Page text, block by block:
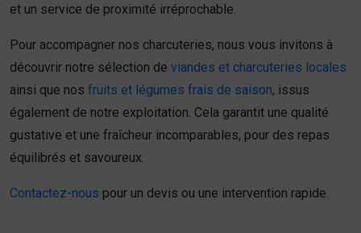
et un service de proximité irréprochable.
Pour accompagner nos charcuteries, nous vous invitons à
découvrir notre sélection de viandes et charcuteries locales
ainsi que nos fruits et légumes frais de saison, issus
également de notre exploitation. Cela garantit une qualité
gustative et une fraîcheur incomparables, pour des repas
équilibrés et savoureux.
Contactez-nous pour un devis ou une intervention rapide.